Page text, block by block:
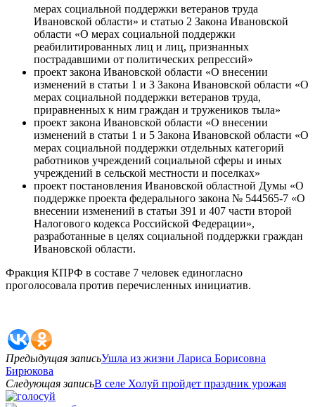
мерах социальной поддержки ветеранов труда
Ивановской области» и статью 2 Закона Ивановской
области «О мерах социальной поддержки
реабилитированных лиц и лиц, признанных
пострадавшими от политических репрессий»
проект закона Ивановской области «О внесении
изменений в статьи 1 и 3 Закона Ивановской области «О
мерах социальной поддержки ветеранов труда,
приравненных к ним граждан и тружеников тыла»
проект закона Ивановской области «О внесении
изменений в статьи 1 и 5 Закона Ивановской области «О
мерах социальной поддержки отдельных категорий
работников учреждений социальной сферы и иных
учреждений в сельской местности и поселках»
проект постановления Ивановской областной Думы «О
поддержке проекта федерального закона № 544565-7 «О
внесении изменений в статьи 391 и 407 части второй
Налогового кодекса Российской Федерации»,
разработанные в целях социальной поддержки граждан
Ивановской области.
Фракция КПРФ в составе 7 человек единогласно
проголосовала против перечисленных инициатив.
Предыдущая записьУшла из жизни Лариса Борисовна
Бирюкова
Следующая записьВ селе Холуй пройдет праздник урожая